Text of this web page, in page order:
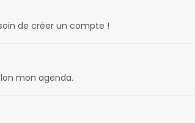
de créer un compte !
mon agenda.